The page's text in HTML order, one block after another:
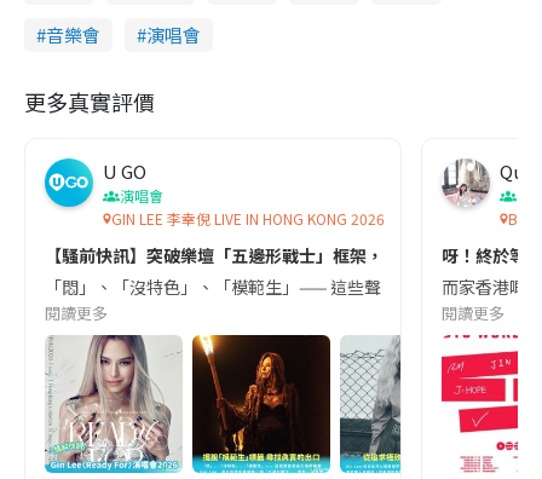
音樂會 演唱會
更多真實評價
U GO
演唱會
GIN LEE 李幸倪 LIVE IN HONG KONG 2026
【騷前快訊】突破樂壇「五邊形戰士」框架，唱出最真實的李幸
「悶」、「沒特色」、「模範生」—— 這些聲音曾長久地圍繞著
閱讀更多
BTS
呀！終於等
而家香港嘅
閱讀更多